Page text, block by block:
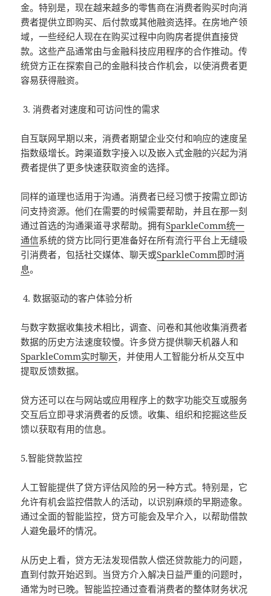
金。特别是，现在越来越多的零售商在消费者购买时向消
费者提供立即购买、后付款或其他融资选择。在房地产领
域，一些经纪人现在在购买过程中向购房者提供直接贷
款。这些产品通常由与金融科技应用程序的合作推动。传
统贷方正在探索自己的金融科技合作机会，以使消费者更
容易获得融资。
消费者对速度和可访问性的需求
自互联网早期以来，消费者期望企业交付和响应的速度呈
指数级增长。跨渠道数字接入以及嵌入式金融的兴起为消
费者提供了更多快速获取资金的选择。
同样的道理也适用于沟通。消费者已经习惯于按需立即访
问支持资源。他们在需要的时候需要帮助，并且在那一刻
通过首选的沟通渠道寻求帮助。拥有SparkleComm统一
通信系统的贷方比同行更准备好在所有流行平台上无缝吸
引消费者，包括社交媒体、聊天或SparkleComm即时消
息。
数据驱动的客户体验分析
与数字数据收集技术相比，调查、问卷和其他收集消费者
数据的历史方法速度较慢。许多贷方提供聊天机器人和
SparkleComm实时聊天，并使用人工智能分析从交互中
提取反馈数据。
贷方还可以在与网站或应用程序上的数字功能交互或服务
交互后立即寻求消费者的反馈。收集、组织和挖掘这些反
馈以获取有用的信息。
5.智能贷款监控
人工智能提供了贷方评估风险的另一种方式。特别是，它
允许有机会监控借款人的活动，以识别麻烦的早期迹象。
通过全面的智能监控，贷方可能会及早介入，以帮助借款
人避免最坏的情况。
从历史上看，贷方无法发现借款人偿还贷款能力的问题，
直到付款开始迟到。当贷方介入解决日益严重的问题时，
通常为时已晚。智能监控通过查看消费者的整体财务状况